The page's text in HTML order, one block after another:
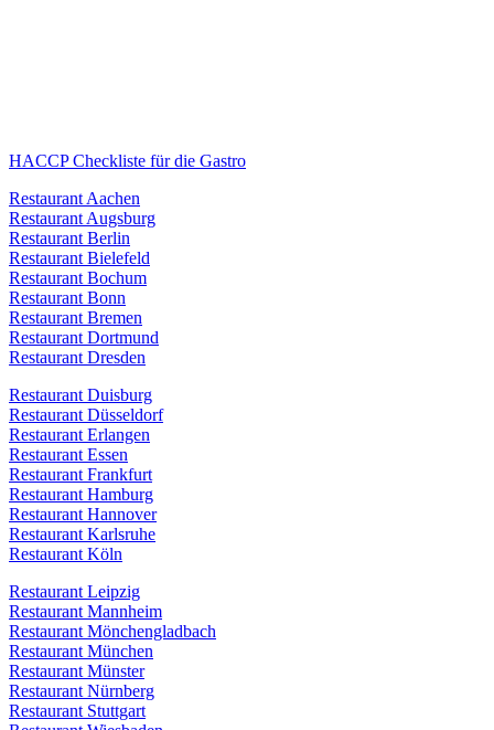
HACCP Checkliste für die Gastro
Restaurant Aachen
Restaurant Augsburg
Restaurant Berlin
Restaurant Bielefeld
Restaurant Bochum
Restaurant Bonn
Restaurant Bremen
Restaurant Dortmund
Restaurant Dresden
Restaurant Duisburg
Restaurant Düsseldorf
Restaurant Erlangen
Restaurant Essen
Restaurant Frankfurt
Restaurant Hamburg
Restaurant Hannover
Restaurant Karlsruhe
Restaurant Köln
Restaurant Leipzig
Restaurant Mannheim
Restaurant Mönchengladbach
Restaurant München
Restaurant Münster
Restaurant Nürnberg
Restaurant Stuttgart